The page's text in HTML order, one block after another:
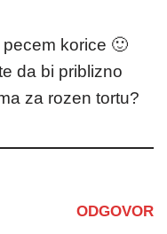
korice 🙂
da bi priblizno
za rozen tortu?
ODGOVOR